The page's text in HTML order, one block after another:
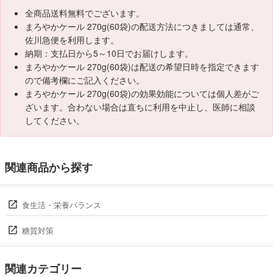
全商品送料無料でございます。
まろやかケール 270g(60袋)の配送方法につきましては通常、
佐川急便を利用します。
納期：支払日から5～10日でお届けします。
まろやかケール 270g(60袋)は配送の希望日時を指定できます
ので備考欄にご記入ください。
まろやかケール 270g(60袋)の効果効能については個人差がご
ざいます。合わない場合は直ちに利用を中止し、医師に相談
してください。
関連商品から探す
食生活・栄養バランス
糖質対策
関連カテゴリー